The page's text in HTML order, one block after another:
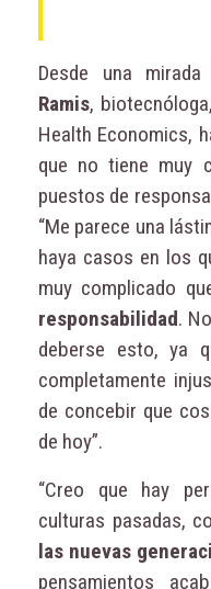
Desde una
Ramis,
Health Economics,
que no tiene muy
puestos de
“Me parece una
haya casos en los
muy complicado
responsabilidad.
deberse esto, ya
completamente
de concebir que
de hoy”.
“Creo que hay
culturas pasadas,
las nuevas
pensamientos